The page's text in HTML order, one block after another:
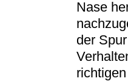
Nase
der